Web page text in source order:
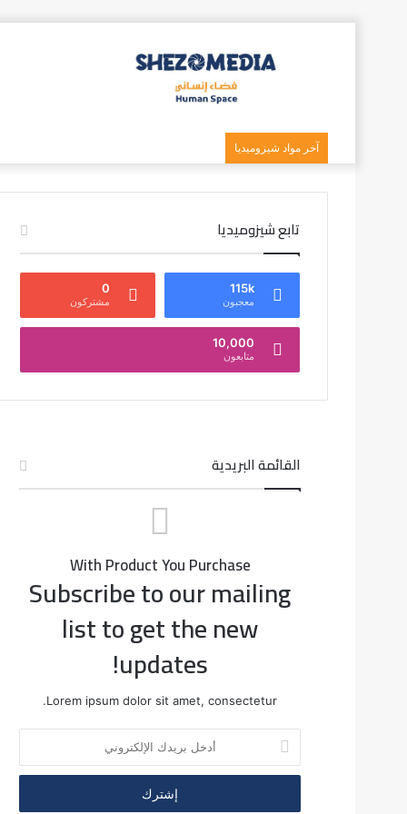
آخر مواد شيزوميديا
تابع شيزوميديا
115k
معجبون
0
مشتركون
10,000
متابعون
القائمة البريدية
With Product You Purchase
Subscribe to our mailing
list to get the new
updates!
Lorem ipsum dolor sit amet, consectetur.
خ